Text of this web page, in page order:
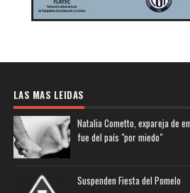
LAS MAS LEIDAS
Natalia Cometto, expareja de
fue del país "por miedo"
Suspenden Fiesta del Pomelo